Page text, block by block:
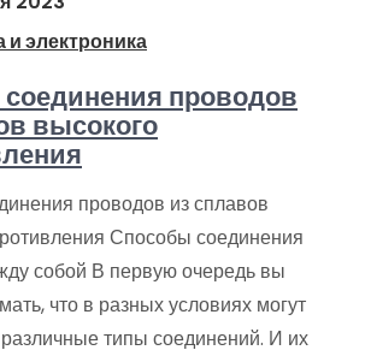
и электроника
проводов
высокого
проводов из сплавов
Способы соединения
собой В первую очередь вы
что в разных условиях могут
типы соединений. И их